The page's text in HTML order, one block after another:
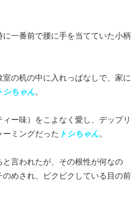
一番前で腰に手を当てていた小柄
の机の中に入れっぱなしで、家に
シちゃん。
ー味）をこよなく愛し、デップリ
ーミングだった トシちゃん。
言われたが、その根性が何なの
めされ、ピクピクしている目の前